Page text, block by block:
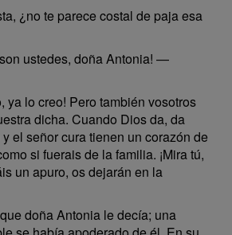
¿no te parece costal de paja esa
ustedes, doña Antonia! —
ya lo creo! Pero también vosotros
dicha. Cuando Dios da, da
el señor cura tienen un corazón de
si fuerais de la familia. ¡Mira tú,
un apuro, os dejarán en la
doña Antonia le decía; una